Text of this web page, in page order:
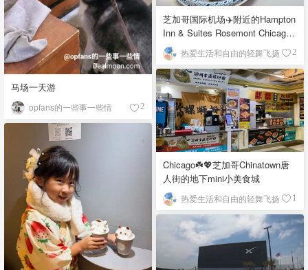
马场一天游
opfans的一些事一些情 2
芝加哥国际机场✈️附近的Hampton
Inn & Suites Rosemont Chicago
O'Hare自助早餐
热爱生活和自由的轻舞飞扬 2
Chicago☘️💖芝加哥Chinatown唐
人街的地下mini小美食城
热爱生活和自由的轻舞飞扬 1